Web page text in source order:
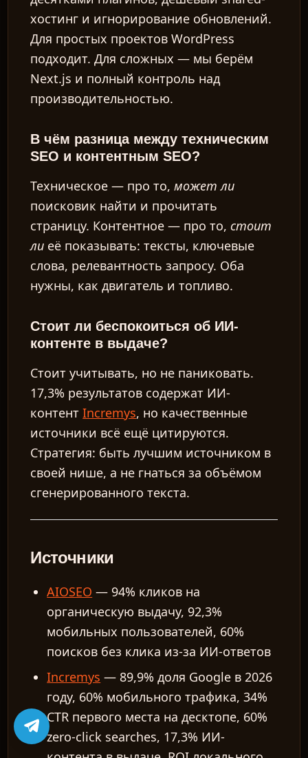
хостинг и игнорирование обновлений.
Для простых проектов WordPress
подходит. Для сложных — мы берём
Next.js и полный контроль над
производительностью.
В чём разница между техническим
SEO и контентным SEO?
Техническое — про то,может ли
поисковик найти и прочитать
страницу. Контентное — про то,стоит
ли её показывать: тексты, ключевые
слова, релевантность запросу. Оба
нужны, как двигатель и топливо.
Стоит ли беспокоиться об ИИ-
контенте в выдаче?
Стоит учитывать, но не паниковать.
17,3% результатов содержат ИИ-
контентIncremys, но качественные
источники всё ещё цитируются.
Стратегия: быть лучшим источником в
своей нише, а не гнаться за объёмом
сгенерированного текста.
Источники
AIOSEO — 94% кликов на
органическую выдачу, 92,3%
мобильных пользователей, 60%
поисков без клика из-за ИИ-ответов
Incremys — 89,9% доля Google в 2026
году, 60% мобильного трафика, 34%
CTR первого места на десктопе, 60%
zero-click searches, 17,3% ИИ-